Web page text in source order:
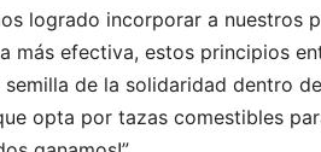
logrado incorporar a nuestros
más efectiva, estos principios
de la solidaridad dentro
opta por tazas comestibles